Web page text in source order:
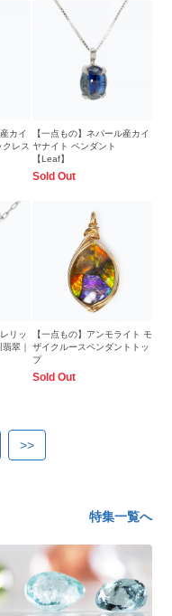
カイ
レス
【一点もの】ネパール産カイ
ヤナイト ペンダント
【Leaf】
Sold Out
リッ
翠｜
【一点もの】アンモライト モ
ザイクルースペンダントトッ
プ
Sold Out
>>
特集一覧へ